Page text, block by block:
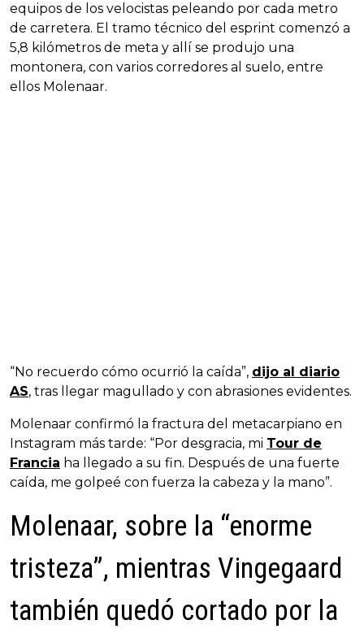
equipos de los velocistas peleando por cada metro
de carretera. El tramo técnico del esprint comenzó a
5,8 kilómetros de meta y allí se produjo una
montonera, con varios corredores al suelo, entre
ellos Molenaar.
“No recuerdo cómo ocurrió la caída”, dijo al diario
AS, tras llegar magullado y con abrasiones evidentes.
Molenaar confirmó la fractura del metacarpiano en
Instagram más tarde: “Por desgracia, mi Tour de
Francia ha llegado a su fin. Después de una fuerte
caída, me golpeé con fuerza la cabeza y la mano”.
Molenaar, sobre la “enorme
tristeza”, mientras Vingegaard
también quedó cortado por la